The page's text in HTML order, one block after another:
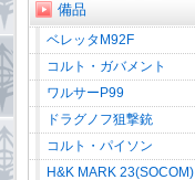
備品
ベレッタM92F
コルト・ガバメント
ワルサーP99
ドラグノフ狙撃銃
コルト・パイソン
H&K MARK 23(SOCOM)